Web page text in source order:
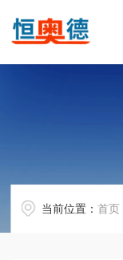
当前位置：首页